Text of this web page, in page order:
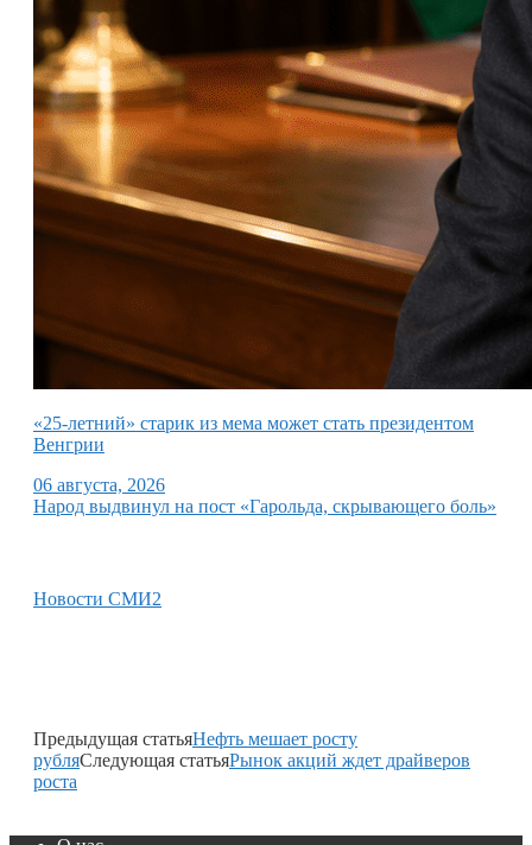
«25-летний» старик из мема может стать президентом
Венгрии
06 августа, 2026
Народ выдвинул на пост «Гарольда, скрывающего боль»
Новости СМИ2
Предыдущая статьяНефть мешает росту
рубляСледующая статьяРынок акций ждет драйверов
роста